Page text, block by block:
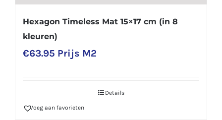
Hexagon Timeless Mat 15×17 cm (in 8
kleuren)
€63.95 Prijs M2
Details
Voeg aan favorieten